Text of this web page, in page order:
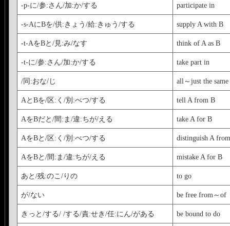
-p-に/参:さん/加:か/する participate in
-s-AにBを/供:きょう/給:きゅう/する supply A with B
-t-AをBと/見:み/なす think of A as B
-t-に/参:さん/加:か/する take part in
/同:おな/じ all～just the same
AとBを/区:く/別:べつ/する tell A from B
AをBだと/間:ま/違:ちが/える take A for B
AをBと/区:く/別:べつ/する distinguish A
AをBと/間:ま/違:ちが/える mistake A for B
あと/残:のこ/りの to go
が/ない be free from～of
きっと/する/ /する/責:せき/任:にん/がある be bound to do